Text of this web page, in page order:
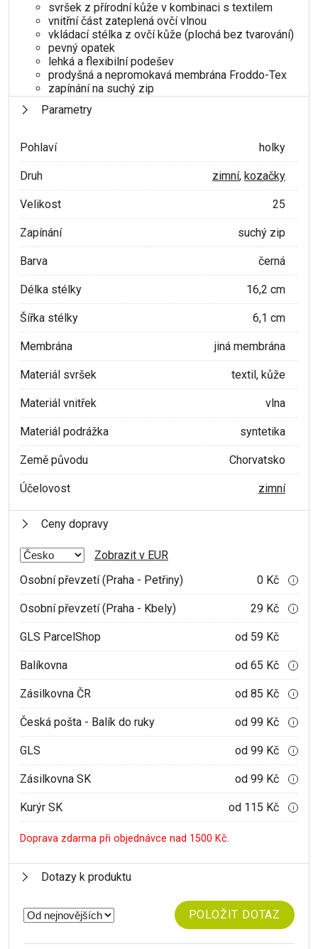
svršek z přírodní kůže v kombinaci s textilem
vnitřní část zateplená ovčí vlnou
vkládací stélka z ovčí kůže (plochá bez tvarování)
pevný opatek
lehká a flexibilní podešev
prodyšná a nepromokavá membrána Froddo-Tex
zapínání na suchý zip
Parametry
Pohlaví holky
Druh zimní, kozačky
Velikost 25
Zapínání suchý zip
Barva černá
Délka stélky 16,2 cm
Šířka stélky 6,1 cm
Membrána jiná membrána
Materiál svršek textil, kůže
Materiál vnitřek vlna
Materiál podrážka syntetika
Země původu Chorvatsko
Účelovost zimní
Ceny dopravy
Zobrazit v EUR
Osobní převzetí (Praha - Petřiny)
0 Kč i
Osobní převzetí (Praha - Kbely) 29 Kč i
GLS ParcelShop od 59 Kč
Balíkovna od 65 Kč i
Zásilkovna ČR od 85 Kč i
Česká pošta - Balík do ruky od 99 Kč i
GLS od 99 Kč i
Zásilkovna SK od 99 Kč i
Kurýr SK od 115 Kč i
Doprava zdarma při objednávce nad 1500 Kč.
Dotazy k produktu
POLOŽIT DOTAZ